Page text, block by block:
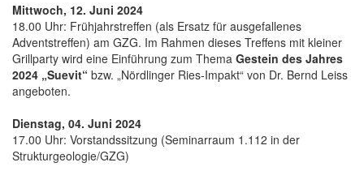
Mittwoch, 12. Juni 2024
18.00 Uhr: Frühjahrstreffen (als Ersatz für ausgefallenes
Adventstreffen) am GZG. Im Rahmen dieses Treffens mit kleiner
Grillparty wird eine Einführung zum Thema Gestein des Jahres
2024 „Suevit“ bzw. „Nördlinger Ries-Impakt“ von Dr. Bernd Leiss
angeboten.
Dienstag, 04. Juni 2024
17.00 Uhr: Vorstandssitzung (Seminarraum 1.112 in der
Strukturgeologie/GZG)